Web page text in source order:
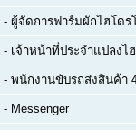
- ผู้จัดการฟาร์มผักไฮโดร
- เจ้าหน้าที่ประจำแปลง
- พนักงานขับรถส่งสินค้า
- Messenger